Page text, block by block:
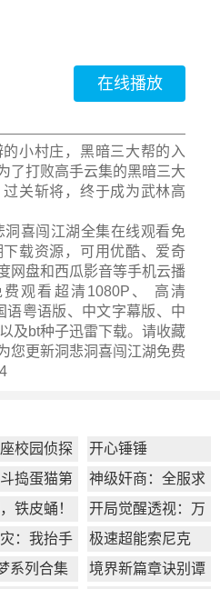
在线播放
小村庄，黑暗三大帮的入
了打败高手云集的黑暗三大
关斩将，终于成为武林高
喜闯江湖全集在线观看免
载资源，可用优酷、爱奇
网盘和西瓜影音等手机云播
观看超清1080P、 高清
语粤语版、中文字幕版、中
及bt种子迅雷下载。请收藏
您更新洞悲洞喜闯江湖免费
校园侦探
开心锤锤
捣蛋猫第
神级奸商：全服求
我别薅了
铁皮蛹！
开局觉醒透视：万
物皆透,我即无敌
：我抬手
极速超能索尼克
系列合集
境界新篇章诀别谭